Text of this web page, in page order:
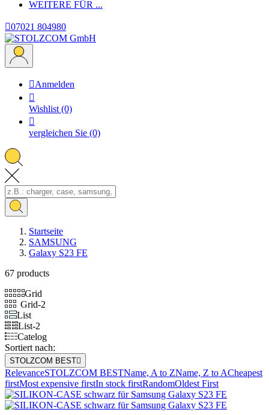
WEITERE FÜR ...
07021 804980
Anmelden

Wishlist (0)

vergleichen Sie (0)
Startseite
SAMSUNG
Galaxy S23 FE
67 products
Grid
Grid-2
List
List-2
Catelog
Sortiert nach:
STOLZCOM BEST
RelevanceSTOLZCOM BESTName, A to ZName, Z to ACheapest
firstMost expensive firstIn stock firstRandomOldest First